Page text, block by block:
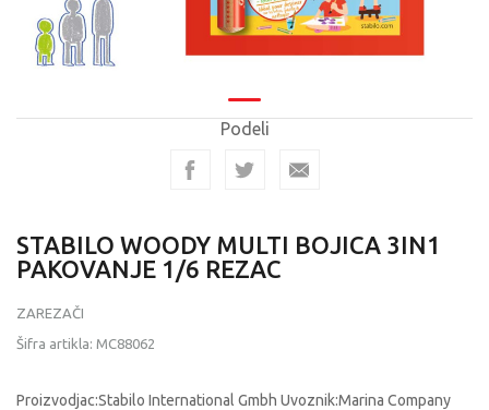
Podeli
STABILO WOODY MULTI BOJICA 3IN1
PAKOVANJE 1/6 REZAC
ZAREZAČI
Šifra artikla: MC88062
Proizvodjac:Stabilo International Gmbh Uvoznik:Marina Company